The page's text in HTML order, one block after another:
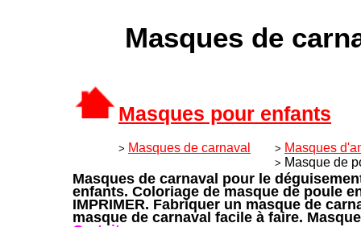
Masques de
Masques pour enfants
> Masques de carnaval > Masques
> Masque de
Masques de carnaval pour le
enfants. Coloriage de masque de poule
IMPRIMER. Fabriquer un masque de
masque de carnaval facile à faire.